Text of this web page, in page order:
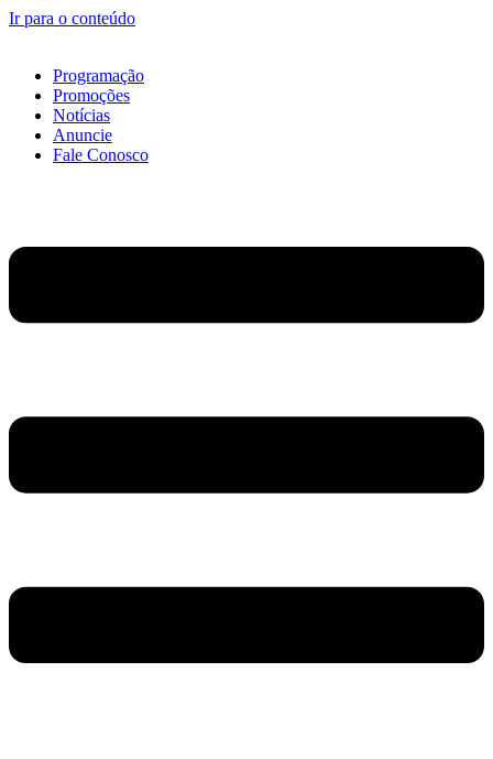
Ir para o conteúdo
Programação
Promoções
Notícias
Anuncie
Fale Conosco